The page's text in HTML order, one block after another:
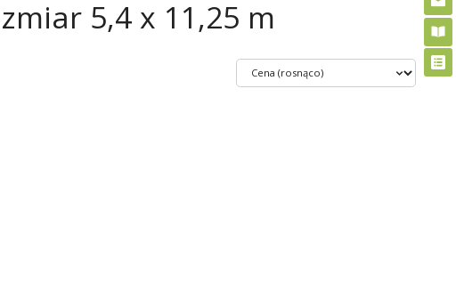
5,4 x 11,25 m